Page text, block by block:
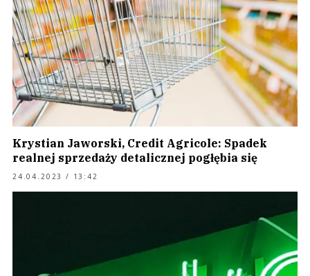
Krystian Jaworski, Credit Agricole: Spadek
realnej sprzedaży detalicznej pogłębia się
24.04.2023 / 13:42